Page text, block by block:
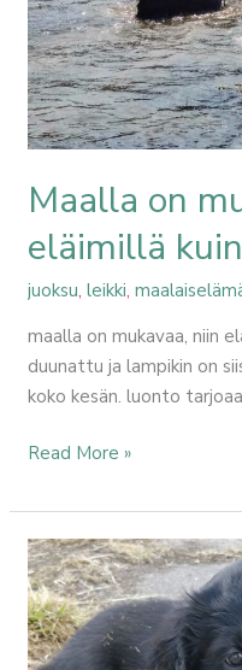
Maalla on
eläimillä
juoksu,leikki,
maalla on mukavaa, niin
duunattu ja lampikin on
koko kesän. luonto
ihmisillä
Read More »
Pennut:
7.
viikko